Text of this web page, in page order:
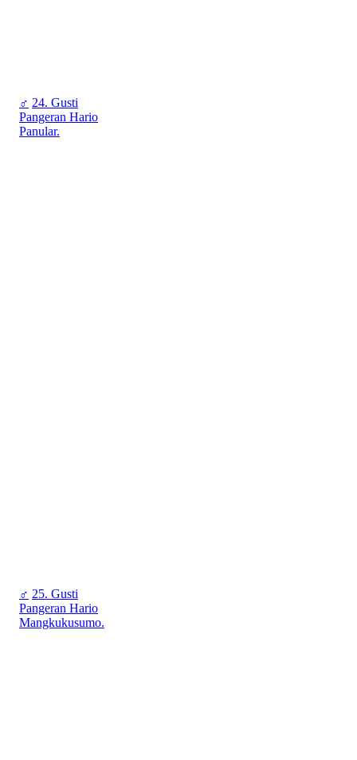
♂ 24. Gusti
Pangeran Hario
Panular.
♂ 25. Gusti
Pangeran Hario
Mangkukusumo.